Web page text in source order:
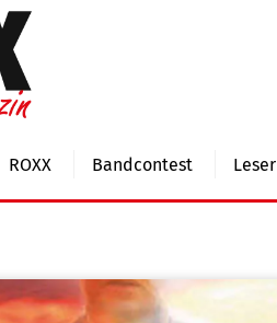
ROXX Bandcontest Leser